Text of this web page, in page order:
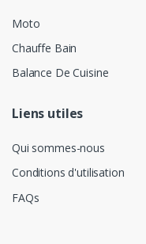
Moto
Chauffe Bain
Balance De Cuisine
Liens utiles
Qui sommes-nous
Conditions d'utilisation
FAQs